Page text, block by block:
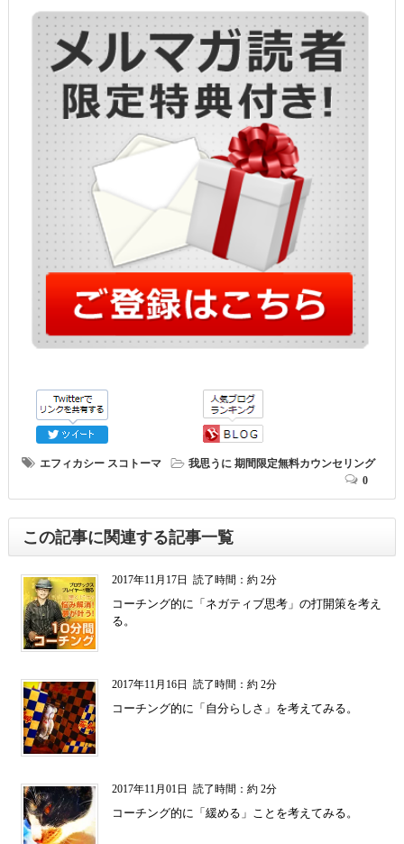
エフィカシー スコトーマ 我思うに 期間限定無料カウンセリング
0
この記事に関連する記事一覧
2017年11月17日 読了時間：約 2分
コーチング的に「ネガティブ思考」の打開策を考え
る。
2017年11月16日 読了時間：約 2分
コーチング的に「自分らしさ」を考えてみる。
2017年11月01日 読了時間：約 2分
コーチング的に「緩める」ことを考えてみる。